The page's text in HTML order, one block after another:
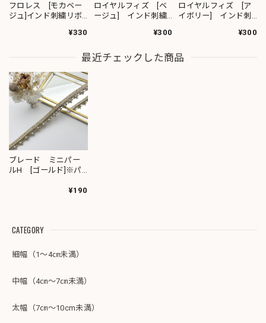
フロレス [モカベー
ジュ]インド刺繍リボ
¥330
ロイヤルフィズ [ベ
ージュ] インド刺繍
¥300
ロイヤルフィズ [ア
イボリー] インド刺
¥300
最近チェックした商品
ブレード ミニパー
ルH [ゴールド]※パ
¥190
CATEGORY
細幅（1～4㎝未満）
中幅（4㎝～7㎝未満）
太幅（7㎝～10cm未満）